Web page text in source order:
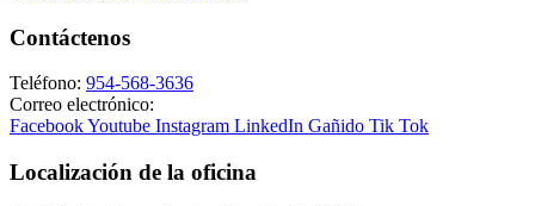
Contáctenos
Teléfono: 954-568-3636
Correo electrónico:
FacebookYoutube Instagram LinkedIn Gañido Tik Tok
Localización de la oficina